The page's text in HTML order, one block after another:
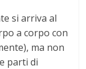
si arriva al
a corpo con
ma non
parti di